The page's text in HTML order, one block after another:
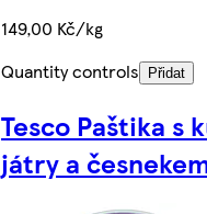
149,00 Kč/kg
Quantity controls
Přidat
Tesco Paštika s
játry a